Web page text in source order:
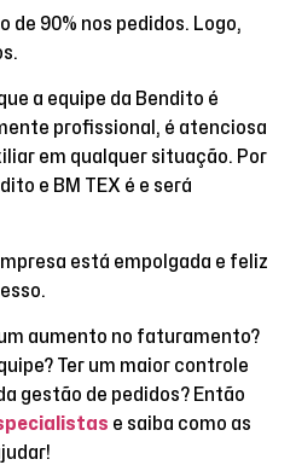
de 90% nos pedidos. Logo,
a equipe da Bendito é
profissional, é atenciosa
em qualquer situação. Por
e BM TEX é e será
está empolgada e feliz
aumento no faturamento?
Ter um maior controle
gestão de pedidos? Então
e saiba como as